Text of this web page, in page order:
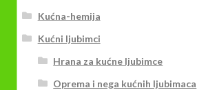
Kućna-hemija
Kućni ljubimci
Hrana za kućne ljubimce
Oprema i nega kućnih ljubimaca